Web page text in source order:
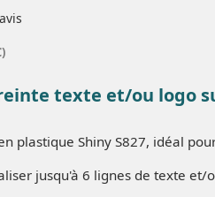
avis
texte et/ou logo
plastique Shiny S827, idéal
jusqu'à 6 lignes de texte et/